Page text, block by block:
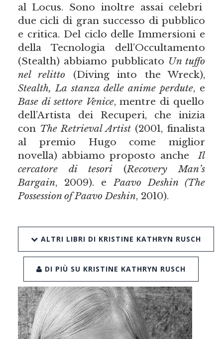
al Locus. Sono inoltre assai celebri
due cicli di gran successo di pubblico
e critica. Del ciclo delle Immersioni e
della Tecnologia dell’Occultamento
(Stealth) abbiamo pubblicato Un tuffo
nel relitto (Diving into the Wreck),
Stealth, La stanza delle anime perdute, e
Base di settore Venice, mentre di quello
dell’Artista dei Recuperi, che inizia
con The Retrieval Artist(2001, finalista
al premio Hugo come miglior
novella) abbiamo proposto ancheIl
cercatore di tesori(Recovery Man’s
Bargain, 2009). ePaavo Deshin (The
Possession of Paavo Deshin, 2010).
ALTRI LIBRI DI KRISTINE KATHRYN RUSCH
DI PIÙ SU KRISTINE KATHRYN RUSCH